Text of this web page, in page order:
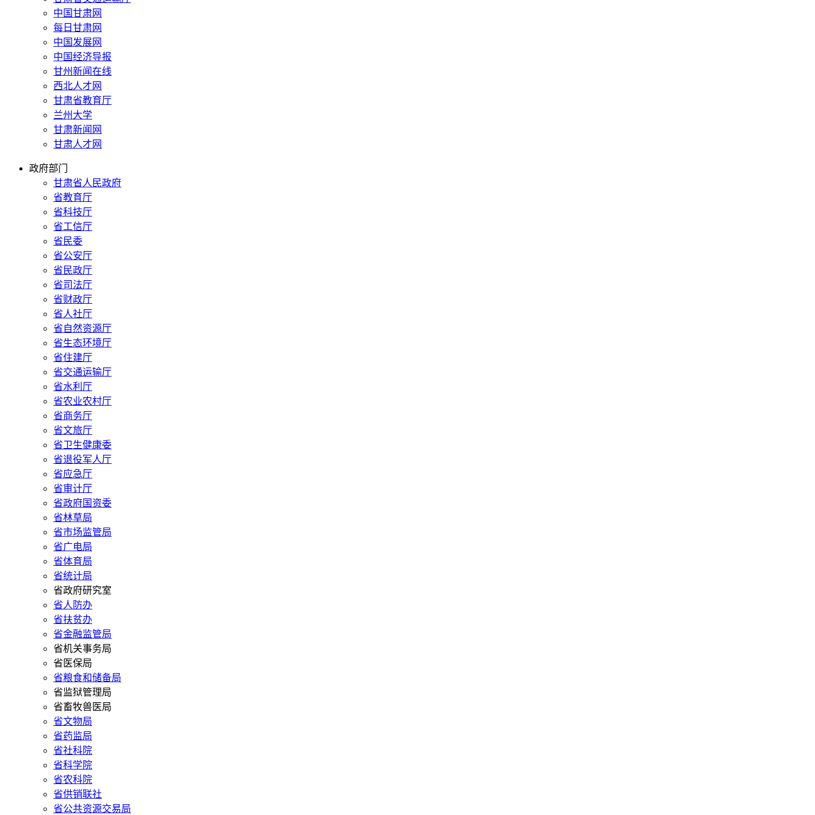
中国甘肃网
每日甘肃网
中国发展网
中国经济导报
甘州新闻在线
西北人才网
甘肃省教育厅
兰州大学
甘肃新闻网
甘肃人才网
政府部门
甘肃省人民政府
省教育厅
省科技厅
省工信厅
省民委
省公安厅
省民政厅
省司法厅
省财政厅
省人社厅
省自然资源厅
省生态环境厅
省住建厅
省交通运输厅
省水利厅
省农业农村厅
省商务厅
省文旅厅
省卫生健康委
省退役军人厅
省应急厅
省审计厅
省政府国资委
省林草局
省市场监管局
省广电局
省体育局
省统计局
省政府研究室
省人防办
省扶贫办
省金融监管局
省机关事务局
省医保局
省粮食和储备局
省监狱管理局
省畜牧兽医局
省文物局
省药监局
省社科院
省科学院
省农科院
省供销联社
省公共资源交易局